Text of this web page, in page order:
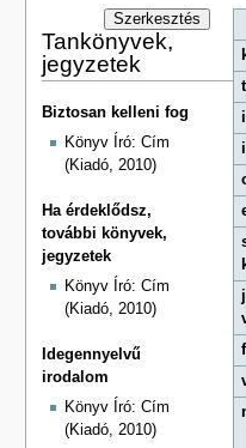
Szerkesztés
Tankönyvek,
jegyzetek
Biztosan kelleni fog
Könyv Író: Cím
(Kiadó, 2010)
Ha érdeklődsz,
további könyvek,
jegyzetek
Könyv Író: Cím
(Kiadó, 2010)
Idegennyelvű
irodalom
Könyv Író: Cím
(Kiadó, 2010)